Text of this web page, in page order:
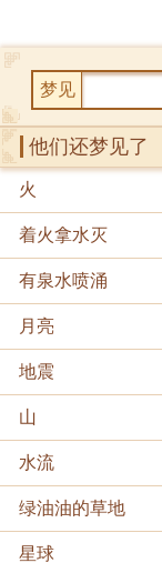
梦见
他们还梦见了
火
着火拿水灭
有泉水喷涌
月亮
地震
山
水流
绿油油的草地
星球